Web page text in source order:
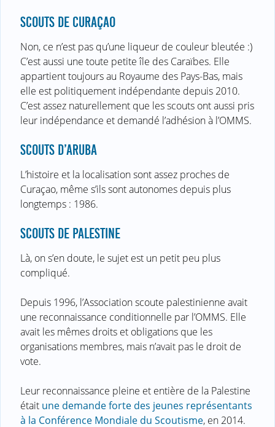
SCOUTS DE CURAÇAO
Non, ce n’est pas qu’une liqueur de couleur bleutée :)
C’est aussi une toute petite île des Caraïbes. Elle
appartient toujours au Royaume des Pays-Bas, mais
elle est politiquement indépendante depuis 2010.
C’est assez naturellement que les scouts ont aussi pris
leur indépendance et demandé l’adhésion à l’OMMS.
SCOUTS D’ARUBA
L’histoire et la localisation sont assez proches de
Curaçao, même s’ils sont autonomes depuis plus
longtemps : 1986.
SCOUTS DE PALESTINE
Là, on s’en doute, le sujet est un petit peu plus
compliqué.
Depuis 1996, l’Association scoute palestinienne avait
une reconnaissance conditionnelle par l’OMMS. Elle
avait les mêmes droits et obligations que les
organisations membres, mais n’avait pas le droit de
vote.
Leur reconnaissance pleine et entière de la Palestine
était une demande forte des jeunes représentants
à la Conférence Mondiale du Scoutisme, en 2014.